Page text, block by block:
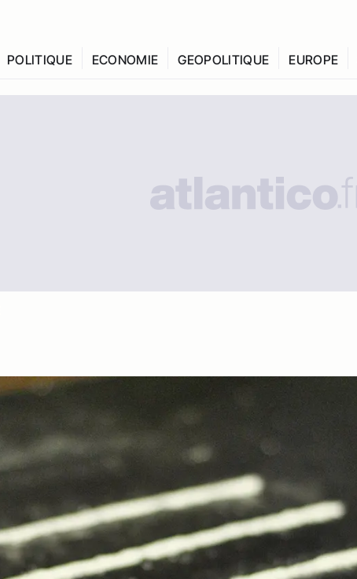
POLITIQUE ECONOMIE GEOPOLITIQUE EUROPE